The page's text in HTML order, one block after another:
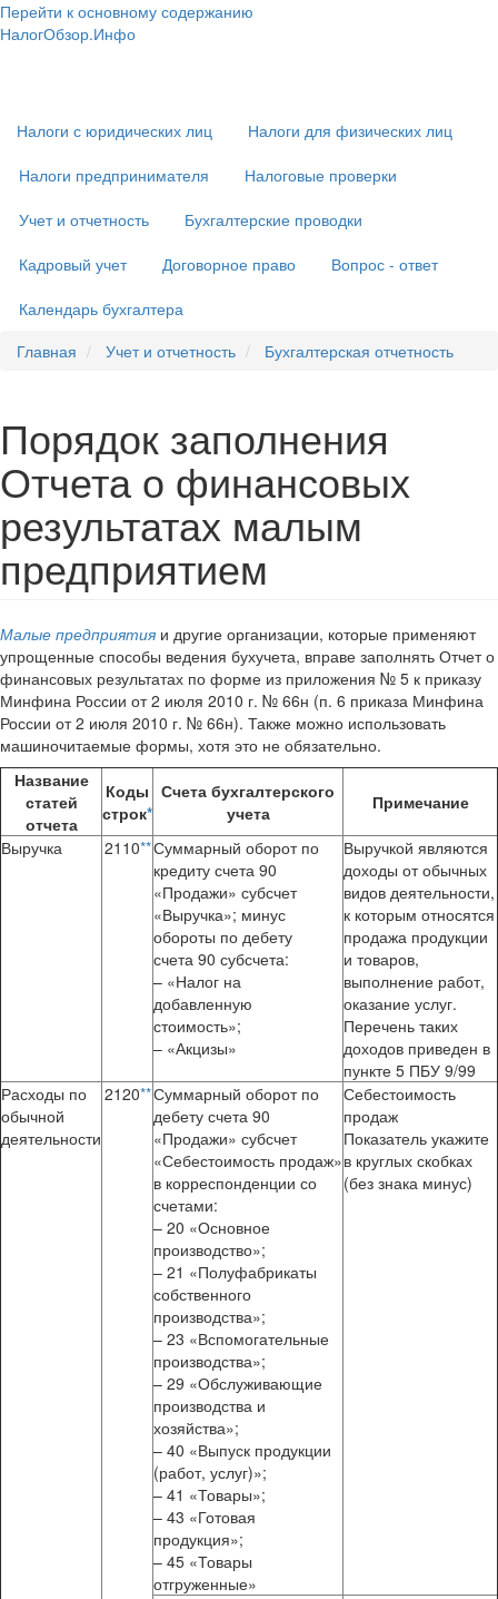
Перейти к основному содержанию
НалогОбзор.Инфо
Налоги с юридических лиц
Налоги для физических лиц
Налоги предпринимателя
Налоговые проверки
Учет и отчетность
Бухгалтерские проводки
Кадровый учет
Договорное право
Вопрос - ответ
Календарь бухгалтера
Главная
Учет и отчетность Бухгалтерская отчетность
Порядок заполнения
Отчета о финансовых
результатах малым
предприятием
Малые предприятия и другие организации, которые применяют
упрощенные способы ведения бухучета, вправе заполнять Отчет о
финансовых результатах по форме из приложения № 5 к приказу
Минфина России от 2 июля 2010 г. № 66н (п. 6 приказа Минфина
России от 2 июля 2010 г. № 66н). Также можно использовать
машиночитаемые формы, хотя это не обязательно.
Название
статей
отчета
Коды
строк*
Счета бухгалтерского
учета
Примечание
Выручка 2110**Суммарный оборот по
кредиту счета 90
«Продажи» субсчет
«Выручка»; минус
обороты по дебету
счета 90 субсчета:
– «Налог на
добавленную
стоимость»;
– «Акцизы»
Выручкой являются
доходы от обычных
видов деятельности,
к которым относятся
продажа продукции
и товаров,
выполнение работ,
оказание услуг.
Перечень таких
доходов приведен в
пункте 5 ПБУ 9/99
Расходы по
обычной
деятельности
2120**Суммарный оборот по
дебету счета 90
«Продажи» субсчет
«Себестоимость продаж»
в корреспонденции со
счетами:
– 20 «Основное
производство»;
– 21 «Полуфабрикаты
собственного
производства»;
– 23 «Вспомогательные
производства»;
– 29 «Обслуживающие
производства и
хозяйства»;
– 40 «Выпуск продукции
(работ, услуг)»;
– 41 «Товары»;
– 43 «Готовая
продукция»;
– 45 «Товары
отгруженные»
Себестоимость
продаж
Показатель укажите
в круглых скобках
(без знака минус)